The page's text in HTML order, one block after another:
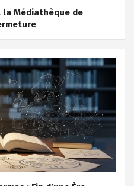
la Médiathèque de